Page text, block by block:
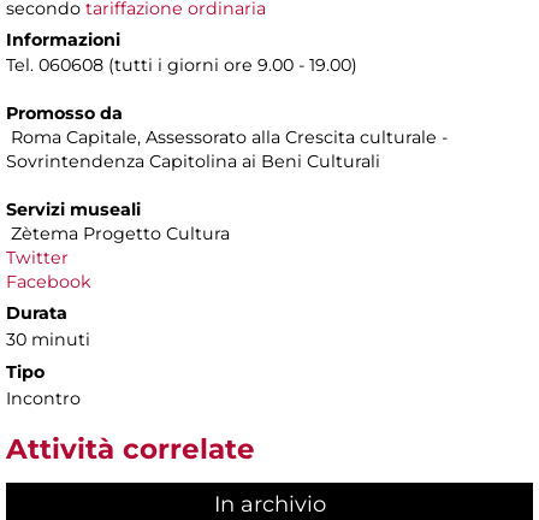
secondo tariffazione ordinaria
Informazioni
Tel. 060608 (tutti i giorni ore 9.00 - 19.00)
Promosso da
Roma Capitale, Assessorato alla Crescita culturale -
Sovrintendenza Capitolina ai Beni Culturali
Servizi museali
Zètema Progetto Cultura
Twitter
Facebook
Durata
30 minuti
Tipo
Incontro
Attività correlate
In archivio